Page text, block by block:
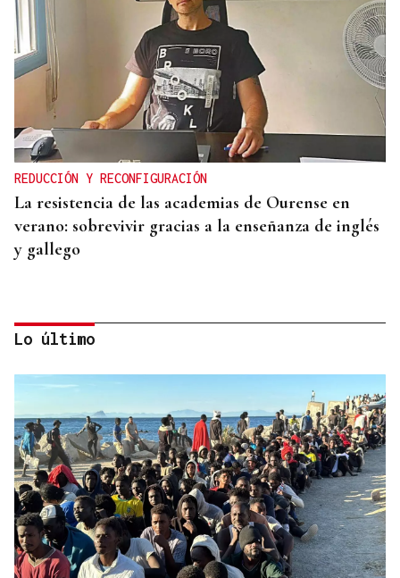
REDUCCIÓN Y RECONFIGURACIÓN
La resistencia de las academias de Ourense en
verano: sobrevivir gracias a la enseñanza de inglés
y gallego
ANULADA A GAVILANES
Nuevo varapalo a Jácome: tumban la adjudicación
del autobús urbano de Ourense
Lo último